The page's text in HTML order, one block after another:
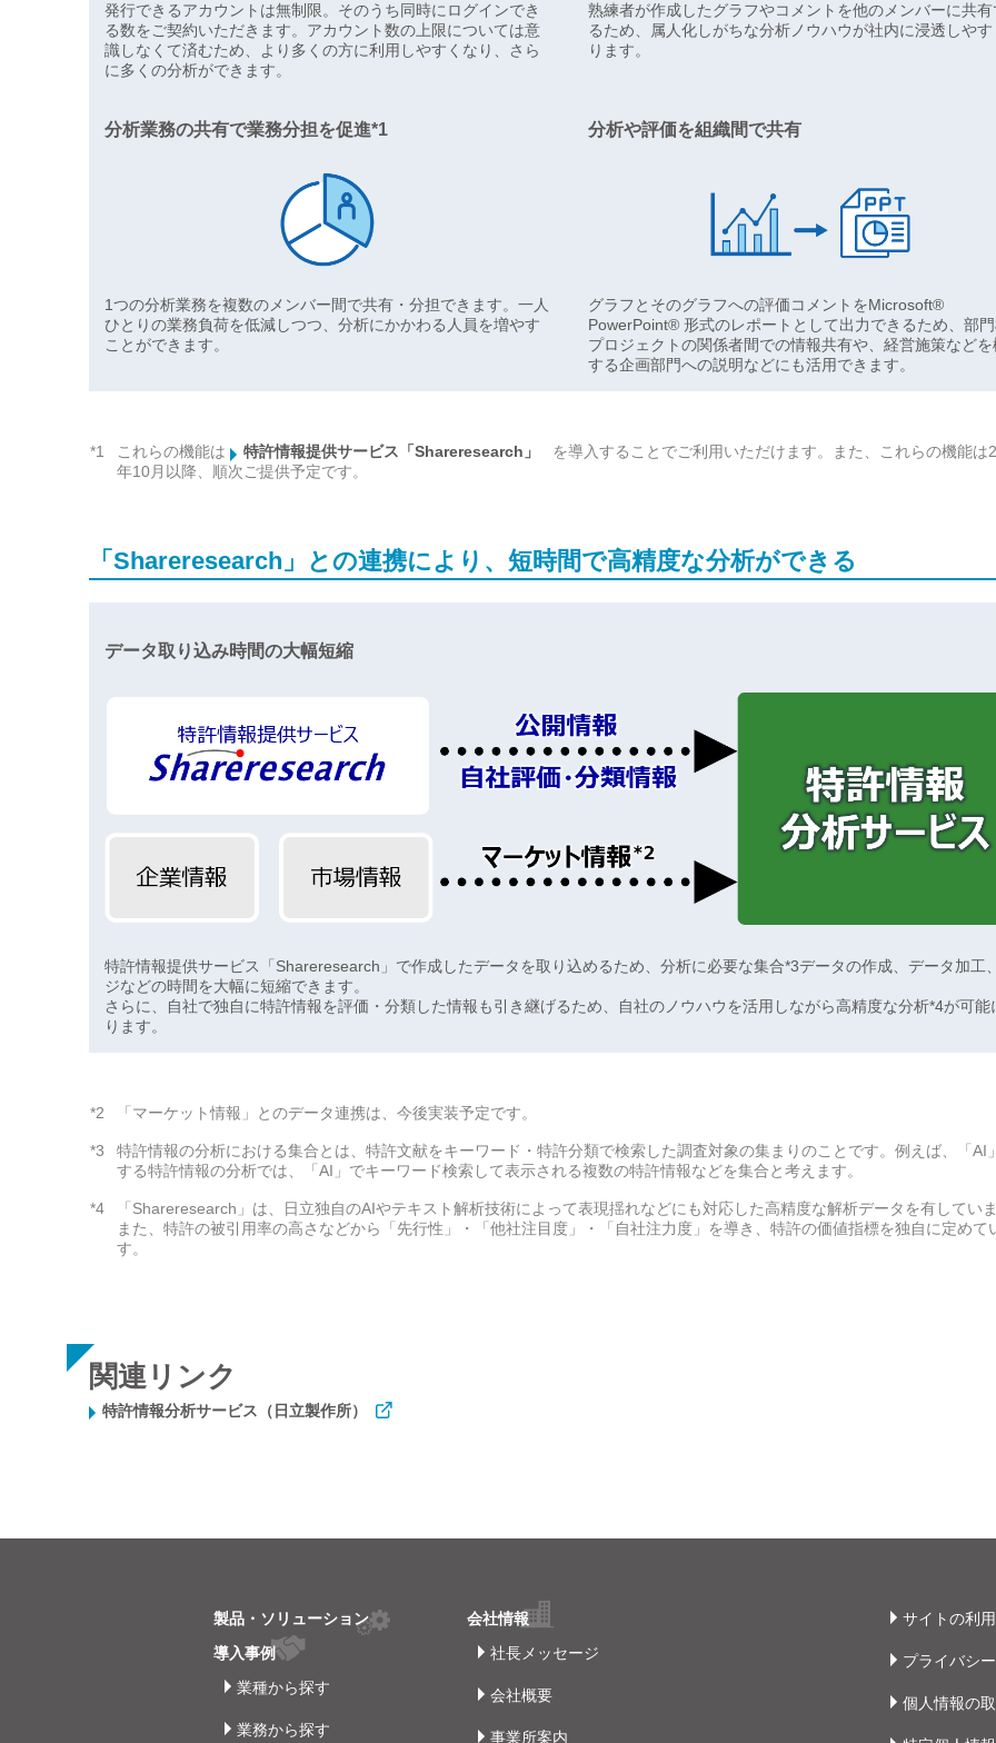
発行できるアカウントは無制限。そのうち同時にログインでき
る数をご契約いただきます。アカウント数の上限については意
識しなくて済むため、より多くの方に利用しやすくなり、さら
に多くの分析ができます。
熟練者が作成したグラフやコメントを他のメンバーに共有
るため、属人化しがちな分析ノウハウが社内に浸透しやす
ります。
分析業務の共有で業務分担を促進*1
1つの分析業務を複数のメンバー間で共有・分担できます。一人
ひとりの業務負荷を低減しつつ、分析にかかわる人員を増やす
ことができます。
分析や評価を組織間で共有
グラフとそのグラフへの評価コメントをMicrosoft®
PowerPoint® 形式のレポートとして出力できるため、部
プロジェクトの関係者間での情報共有や、経営施策などを
する企画部門への説明などにも活用できます。
*1 これらの機能は 特許情報提供サービス「Shareresearch」
を導入することでご利用いただけます。また、これらの機能は
年10月以降、順次ご提供予定です。
「Shareresearch」との連携により、短時間で高精度な分析ができる
データ取り込み時間の大幅短縮
特許情報提供サービス「Shareresearch」で作成したデータを取り込めるため、分析に必要な集合*3データの作成、データ加工
ジなどの時間を大幅に短縮できます。
さらに、自社で独自に特許情報を評価・分類した情報も引き継げるため、自社のノウハウを活用しながら高精度な分析*4が可能
ります。
*2 「マーケット情報」とのデータ連携は、今後実装予定です。
*3
特許情報の分析における集合とは、特許文献をキーワード・特許分類で検索した調査対象の集まりのことです。例えば、「AI
する特許情報の分析では、「AI」でキーワード検索して表示される複数の特許情報などを集合と考えます。
*4
「Shareresearch」は、日立独自のAIやテキスト解析技術によって表現揺れなどにも対応した高精度な解析データを有してい
また、特許の被引用率の高さなどから「先行性」・「他社注目度」・「自社注力度」を導き、特許の価値指標を独自に定めて
す。
関連リンク
特許情報分析サービス（日立製作所）
製品・ソリューション
導入事例
業種から探す
業務から探す
会社情報
社長メッセージ
会社概要
事業所案内
サイトの利
プライバシ
個人情報の